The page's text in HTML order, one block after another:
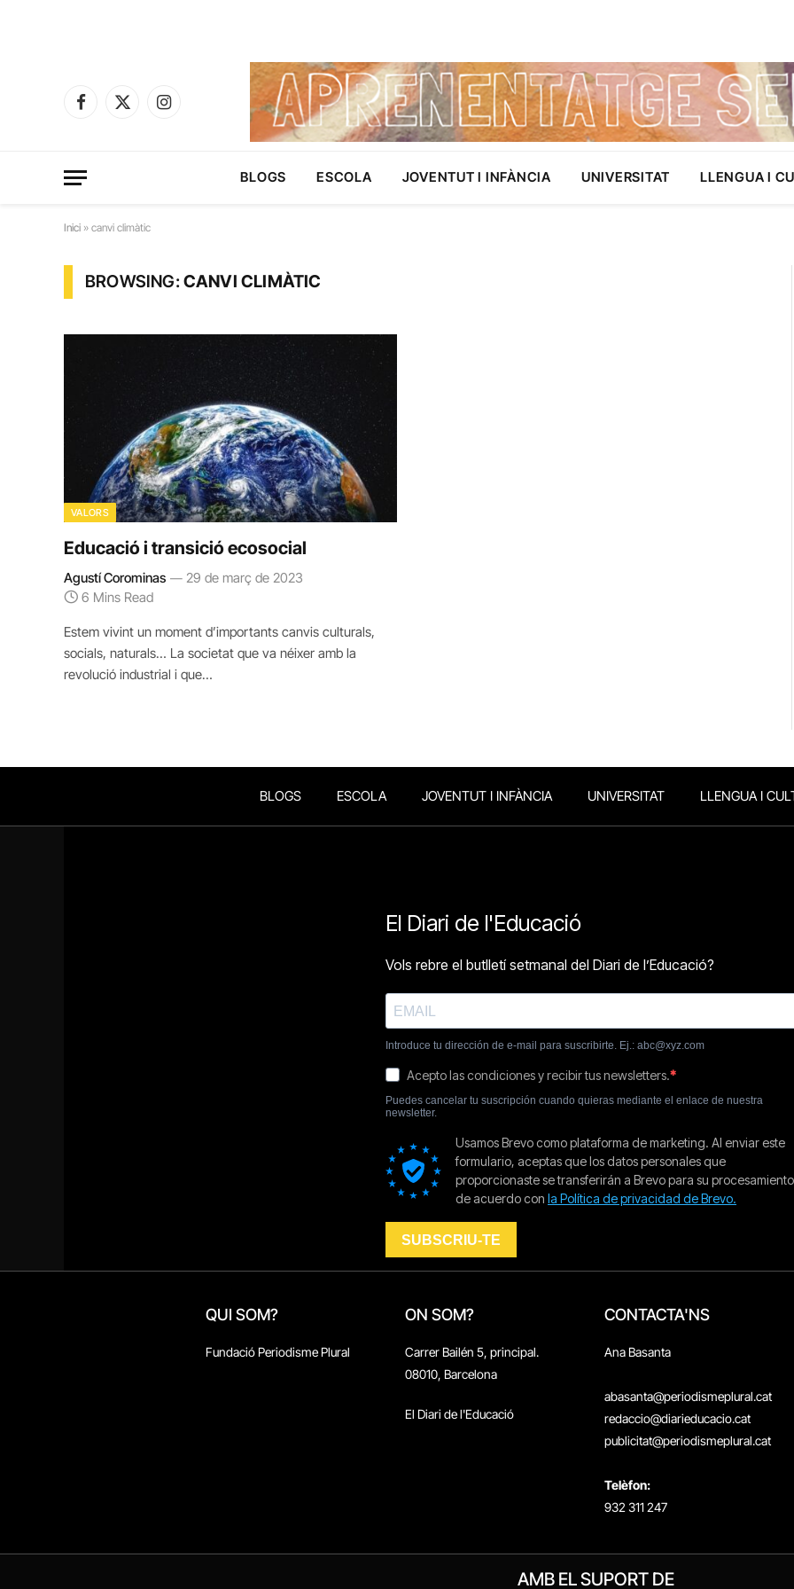
Facebook
X
Instagram
BLOGS ESCOLA JOVENTUT I INFÀNCIA UNIVERSITAT LLENGUA I
Inici » canvi climàtic
BROWSING:CANVI CLIMÀTIC
VALORS
Educació i transició ecosocial
Agustí Corominas
29 de març de 2023
6 Mins Read
Estem vivint un moment d’importants canvis culturals,
socials, naturals… La societat que va néixer amb la
revolució industrial i que…
BLOGS ESCOLA JOVENTUT I INFÀNCIA UNIVERSITAT LLENGUA I
QUI SOM?
Fundació Periodisme Plural
ON SOM?
Carrer Bailén 5, principal.
08010, Barcelona
El Diari de l'Educació
CONTACTA'NS
Ana Basanta
abasanta@periodismeplural.cat
redaccio@diarieducacio.cat
publicitat@periodismeplural.cat
Telèfon:
932 311 247
AMB EL SUPORT DE